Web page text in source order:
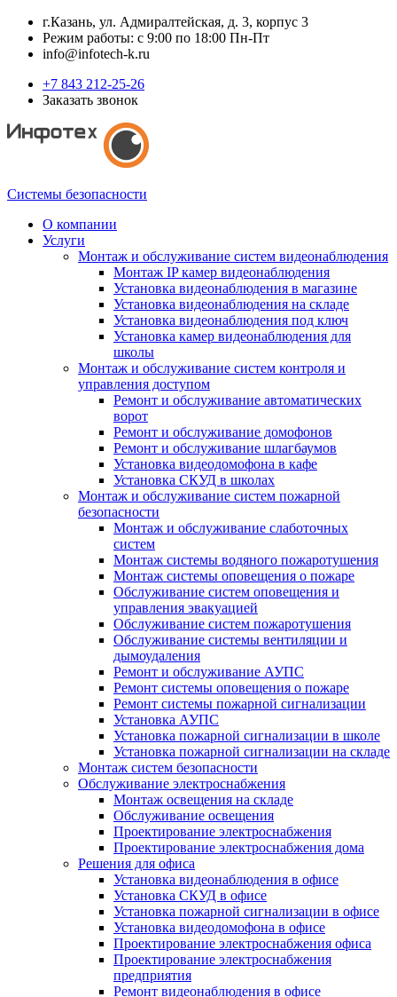
г.Казань, ул. Адмиралтейская, д. 3, корпус 3
Режим работы: с 9:00 по 18:00 Пн-Пт
info@infotech-k.ru
+7 843 212-25-26
Заказать звонок
Системы безопасности
О компании
Услуги
Монтаж и обслуживание систем видеонаблюдения
Монтаж IP камер видеонаблюдения
Установка видеонаблюдения в магазине
Установка видеонаблюдения на складе
Установка видеонаблюдения под ключ
Установка камер видеонаблюдения для
школы
Монтаж и обслуживание систем контроля и
управления доступом
Ремонт и обслуживание автоматических
ворот
Ремонт и обслуживание домофонов
Ремонт и обслуживание шлагбаумов
Установка видеодомофона в кафе
Установка СКУД в школах
Монтаж и обслуживание систем пожарной
безопасности
Монтаж и обслуживание слаботочных
систем
Монтаж системы водяного пожаротушения
Монтаж системы оповещения о пожаре
Обслуживание систем оповещения и
управления эвакуацией
Обслуживание систем пожаротушения
Обслуживание системы вентиляции и
дымоудаления
Ремонт и обслуживание АУПС
Ремонт системы оповещения о пожаре
Ремонт системы пожарной сигнализации
Установка АУПС
Установка пожарной сигнализации в школе
Установка пожарной сигнализации на складе
Монтаж систем безопасности
Обслуживание электроснабжения
Монтаж освещения на складе
Обслуживание освещения
Проектирование электроснабжения
Проектирование электроснабжения дома
Решения для офиса
Установка видеонаблюдения в офисе
Установка СКУД в офисе
Установка пожарной сигнализации в офисе
Установка видеодомофона в офисе
Проектирование электроснабжения офиса
Проектирование электроснабжения
предприятия
Ремонт видеонаблюдения в офисе